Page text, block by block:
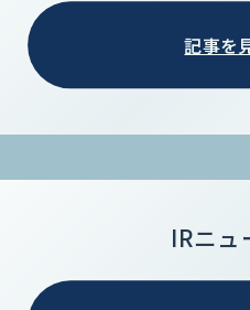
記事を
IRニュ